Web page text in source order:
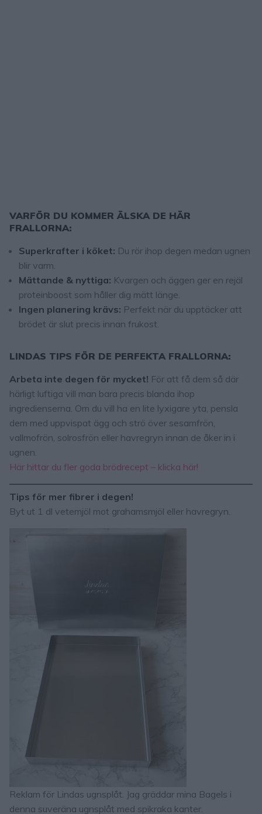
VARFÖR DU KOMMER ÄLSKA DE HÄR
FRALLORNA:
Superkrafter i köket: Du rör ihop degen medan ugnen
blir varm.
Mättande & nyttiga: Kvargen och äggen ger en rejäl
proteinboost som håller dig mätt länge.
Ingen planering krävs: Perfekt när du upptäcker att
brödet är slut precis innan frukost.
LINDAS TIPS FÖR DE PERFEKTA FRALLORNA:
Arbeta inte degen för mycket! För att få dem så där
härligt luftiga vill man bara precis blanda ihop
ingredienserna. Om du vill ha en lite lyxigare yta, pensla
dem med uppvispat ägg och strö över sesamfrön,
vallmofrön, solrosfrön eller havregryn innan de åker in i
ugnen.
Här hittar du fler goda brödrecept – klicka här!
Tips för mer fibrer i degen!
Byt ut 1 dl vetemjöl mot grahamsmjöl eller havregryn.
Reklam för Lindas ugnsplåt. Jag gräddar mina Bagels i
denna suveräna ugnsplåt med spikraka kanter.